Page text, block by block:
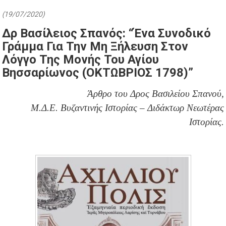
(19/07/2020)
Δρ Βασίλειος Σπανός: “Ένα Συνοδικό
Γράμμα Για Την Μη Ξήλευση Στον
Λόγγο Της Μονής Του Αγίου
Βησσαρίωνος (ΟΚΤΩΒΡΙΟΣ 1798)”
Άρθρο του Δρος Βασιλείου Σπανού,
Μ.Δ.Ε. Βυζαντινής Ιστορίας – Διδάκτωρ Νεωτέρας
Ιστορίας.